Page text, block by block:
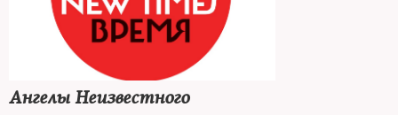
Ангелы Неизвестного